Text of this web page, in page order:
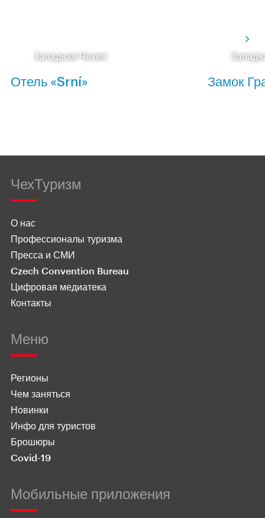
Западная Чехия
Отель «Srní» Замок
ЧехТуризм
О нас
Профессионалы туризма
Пресса и СМИ
Czech Convention Bureau
Цифровая медиатека
Контакты
Меню
Регионы
Чем заняться
Новинки
Инфо для туристов
Брошюры
Covid-19
Мобильные приложения